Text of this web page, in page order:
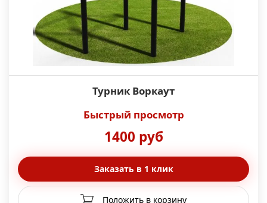
Турник Воркаут
Быстрый просмотр
1400 руб
Заказать в 1 клик
Положить в корзину